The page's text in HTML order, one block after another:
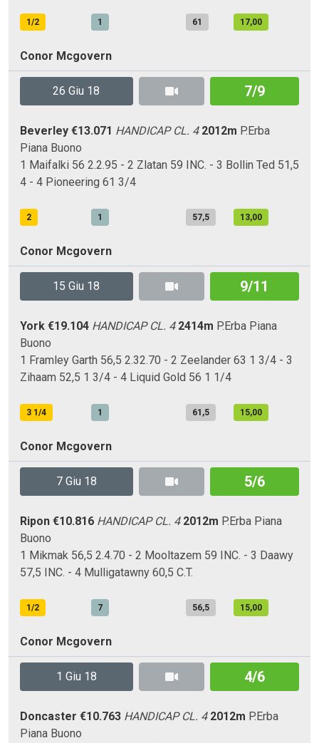
1/2 1 61 17,00
Conor Mcgovern
26 Giu 18 7/9
Beverley €13.071 HANDICAP CL. 4 2012m P.Erba
Piana Buono
1 Maifalki 56 2.2.95 - 2 Zlatan 59 INC. - 3 Bollin Ted 51,5
4 - 4 Pioneering 61 3/4
2 1 57,5 13,00
Conor Mcgovern
15 Giu 18 9/11
York €19.104 HANDICAP CL. 4 2414m P.Erba Piana
Buono
1 Framley Garth 56,5 2.32.70 - 2 Zeelander 63 1 3/4 - 3
Zihaam 52,5 1 3/4 - 4 Liquid Gold 56 1 1/4
3 1/4 1 61,5 15,00
Conor Mcgovern
7 Giu 18 5/6
Ripon €10.816 HANDICAP CL. 4 2012m P.Erba Piana
Buono
1 Mikmak 56,5 2.4.70 - 2 Mooltazem 59 INC. - 3 Daawy
57,5 INC. - 4 Mulligatawny 60,5 C.T.
1/2 7 56,5 15,00
Conor Mcgovern
1 Giu 18 4/6
Doncaster €10.763 HANDICAP CL. 4 2012m P.Erba
Piana Buono